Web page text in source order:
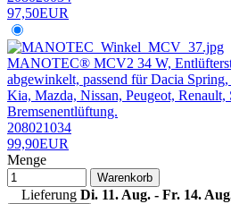
97,50EUR
MANOTEC® MCV2 34 W,
abgewinkelt, passend für Dacia
Kia, Mazda, Nissan, Peugeot, Renault,
Bremsenentlüftung.
208021034
99,90EUR
Menge
Warenkorb
Lieferung Di. 11. Aug. - Fr. 14.